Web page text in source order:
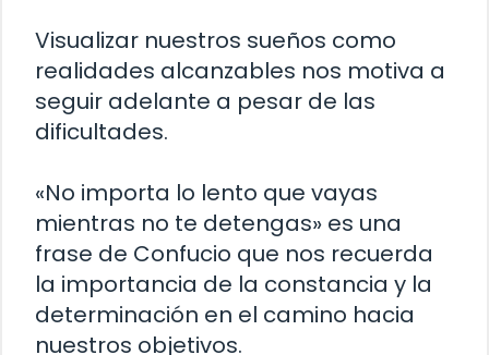
Visualizar nuestros sueños como
realidades alcanzables nos motiva a
seguir adelante a pesar de las
dificultades.
«No importa lo lento que vayas
mientras no te detengas» es una
frase de Confucio que nos recuerda
la importancia de la constancia y la
determinación en el camino hacia
nuestros objetivos.